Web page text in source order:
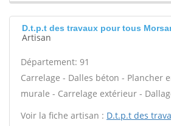
D.t.p.t des travaux pour tous
Artisan
Département: 91
Carrelage - Dalles béton - Plancher
murale - Carrelage extérieur -
Voir la fiche artisan : D.t.p.t des